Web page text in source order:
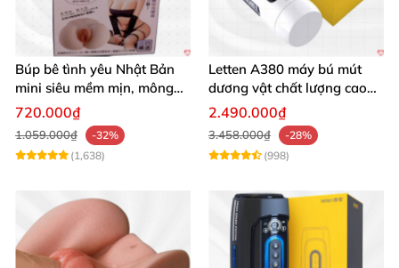
Búp bê tình yêu Nhật Bản
mini siêu mềm mịn, mông
tròn quyến rũ
720.000₫
1.059.000₫
-32%
(1,638)
Letten A380 máy bú mút
dương vật chất lượng cao
giá tốt
2.490.000₫
3.458.000₫
-28%
(998)